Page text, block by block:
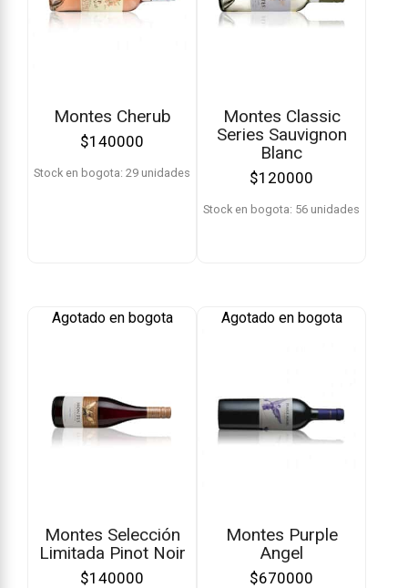
Montes Cherub
$140000
Stock en bogota: 29 unidades
Montes Classic
Series Sauvignon
Blanc
$120000
Stock en bogota: 56 unidades
Agotado en bogota
Montes Selección
Limitada Pinot Noir
$140000
Agotado en bogota
Montes Purple
Angel
$670000